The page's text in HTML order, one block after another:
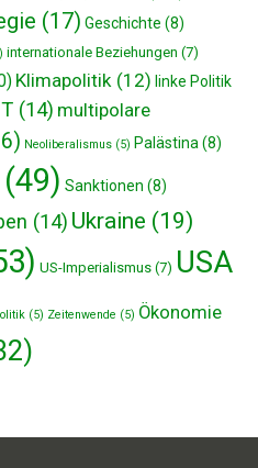
(17) Geschichte (8)
internationale Beziehungen (7)
Klimapolitik (12) linke Politik
(14) multipolare
Neoliberalismus (5) Palästina (8)
(49) Sanktionen (8)
(14) Ukraine (19)
US-Imperialismus (7) USA
(5) Zeitenwende (5) Ökonomie